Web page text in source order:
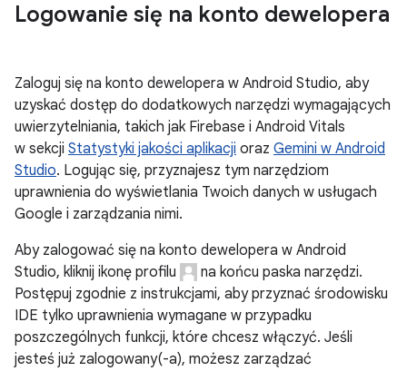
Logowanie się na konto dewelopera
Zaloguj się na konto dewelopera w Android Studio, aby
uzyskać dostęp do dodatkowych narzędzi wymagających
uwierzytelniania, takich jak Firebase i Android Vitals
w sekcji Statystyki jakości aplikacji oraz Gemini w Android
Studio. Logując się, przyznajesz tym narzędziom
uprawnienia do wyświetlania Twoich danych w usługach
Google i zarządzania nimi.
Aby zalogować się na konto dewelopera w Android
Studio, kliknij ikonę profilu
na końcu paska narzędzi.
Postępuj zgodnie z instrukcjami, aby przyznać środowisku
IDE tylko uprawnienia wymagane w przypadku
poszczególnych funkcji, które chcesz włączyć. Jeśli
jesteś już zalogowany(-a), możesz zarządzać